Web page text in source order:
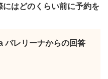
はどのくらい前に予約を
バレリーナからの回答